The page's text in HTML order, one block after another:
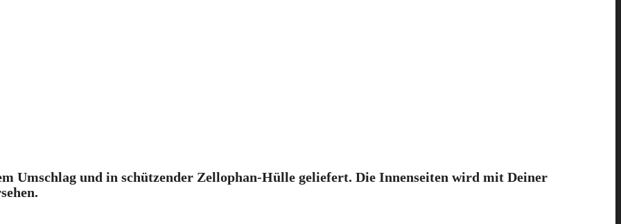
Umschlag und in schützender Zellophan-Hülle geliefert. Die Innenseiten wird mit Deiner